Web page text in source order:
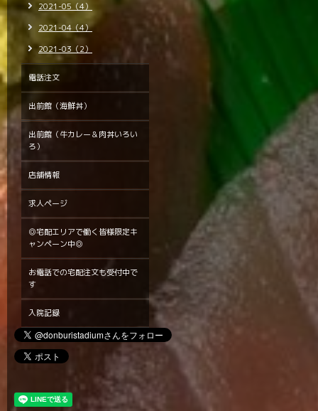
2021-05（4）
2021-04（4）
2021-03（2）
電話注文
出前館（海鮮丼）
出前館（牛カレー＆肉丼いろい
ろ）
店舗情報
求人ページ
◎宅配エリアで働く皆様限定キ
ャンペーン中◎
お電話での宅配注文も受付中で
す
入院記録